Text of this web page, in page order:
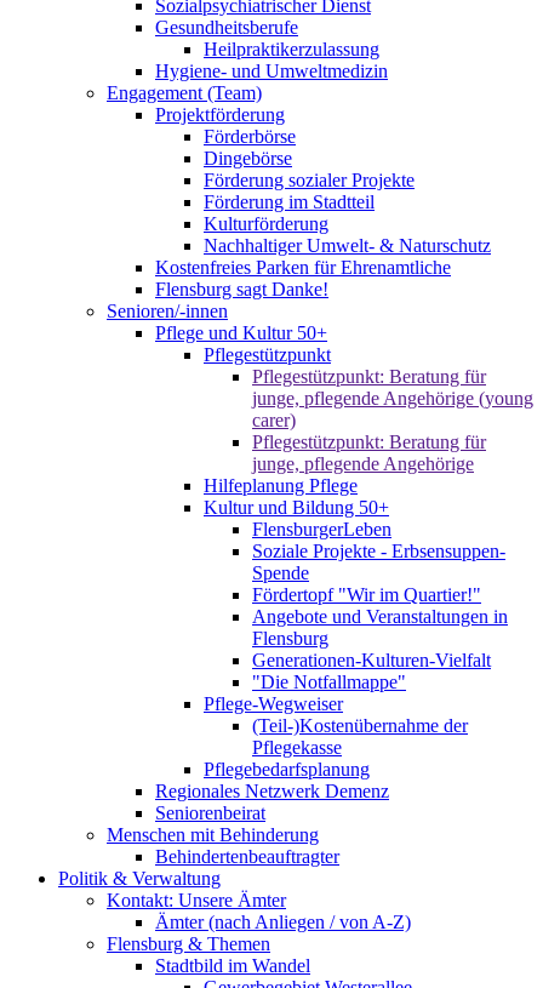
Sozialpsychiatrischer Dienst
Gesundheitsberufe
Heilpraktikerzulassung
Hygiene- und Umweltmedizin
Engagement (Team)
Projektförderung
Förderbörse
Dingebörse
Förderung sozialer Projekte
Förderung im Stadtteil
Kulturförderung
Nachhaltiger Umwelt- & Naturschutz
Kostenfreies Parken für Ehrenamtliche
Flensburg sagt Danke!
Senioren/-innen
Pflege und Kultur 50+
Pflegestützpunkt
Pflegestützpunkt: Beratung für
junge, pflegende Angehörige (young
carer)
Pflegestützpunkt: Beratung für
junge, pflegende Angehörige
Hilfeplanung Pflege
Kultur und Bildung 50+
FlensburgerLeben
Soziale Projekte - Erbsensuppen-
Spende
Fördertopf "Wir im Quartier!"
Angebote und Veranstaltungen in
Flensburg
Generationen-Kulturen-Vielfalt
"Die Notfallmappe"
Pflege-Wegweiser
(Teil-)Kostenübernahme der
Pflegekasse
Pflegebedarfsplanung
Regionales Netzwerk Demenz
Seniorenbeirat
Menschen mit Behinderung
Behindertenbeauftragter
Politik & Verwaltung
Kontakt: Unsere Ämter
Ämter (nach Anliegen / von A-Z)
Flensburg & Themen
Stadtbild im Wandel